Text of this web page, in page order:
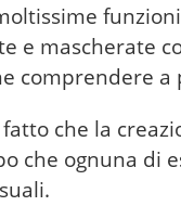
e mascherate
comprendere
che la
che ognuna di